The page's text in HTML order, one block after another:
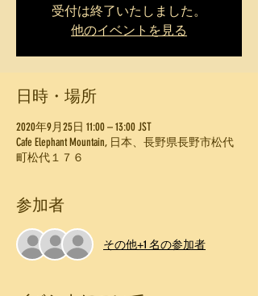
受付は終了いたしました。
他のイベントを見る
日時・場所
2020年9月25日 11:00 – 13:00 JST
Cafe Elephant Mountain, 日本、長野県長野市松代
町松代１７６
参加者
その他+1 名の参加者